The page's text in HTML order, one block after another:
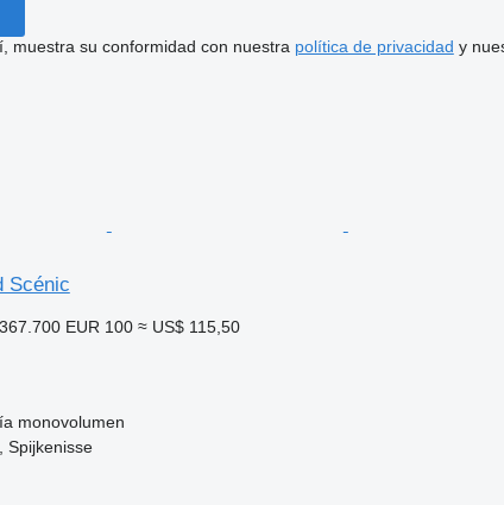
muestra su conformidad con nuestra política de privacidad y
Scénic
EUR 100 ≈ US$ 115,50
monovolumen
Spijkenisse